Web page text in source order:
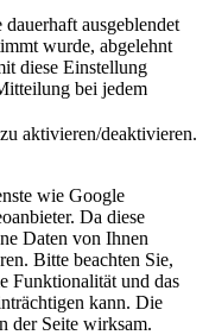
ausgeblendet
wurde, abgelehnt
diese Einstellung
bei jedem
aktivieren/deaktivieren.
wie Google
Da diese
Daten von Ihnen
Bitte beachten Sie,
Funktionalität und das
kann. Die
der Seite wirksam.